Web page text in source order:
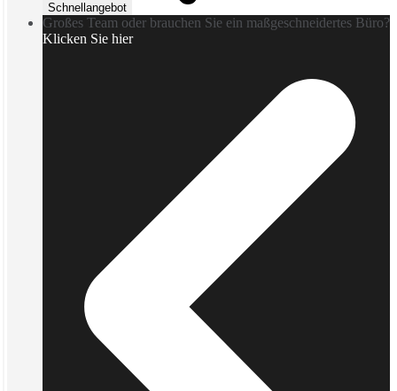
Schnellangebot
Großes Team oder brauchen Sie ein maßgeschneidertes Büro?
Klicken Sie hier